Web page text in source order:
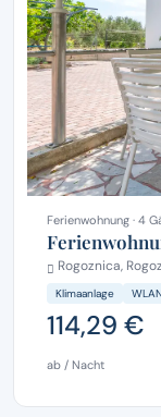
Ferienwohnung · 4
Rogoznica,
Klimaanlage
114,29 €
ab / Nacht